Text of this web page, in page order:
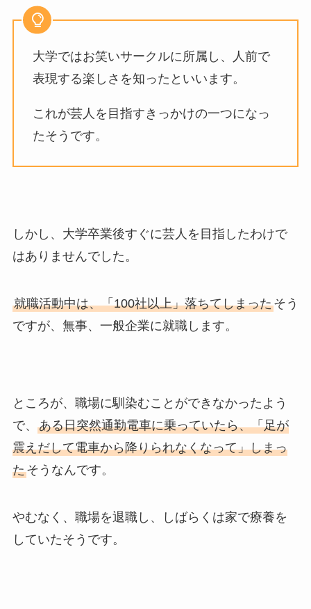
大学ではお笑いサークルに所属し、人前で
表現する楽しさを知ったといいます。
これが芸人を目指すきっかけの一つになっ
たそうです。
しかし、大学卒業後すぐに芸人を目指したわけで
はありませんでした。
就職活動中は、「100社以上」落ちてしまったそう
ですが、無事、一般企業に就職します。
ところが、職場に馴染むことができなかったよう
で、 ある日突然通勤電車に乗っていたら、「足が
震えだして電車から降りられなくなって」しまっ
たそうなんです。
やむなく、職場を退職し、しばらくは家で療養を
していたそうです。